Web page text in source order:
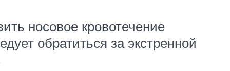
носовое кровотечение
обратиться за экстренной